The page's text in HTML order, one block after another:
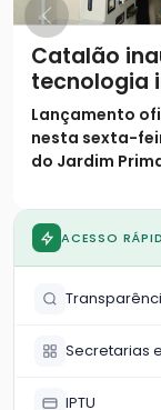
Catalão
tecnologia
assume
destaque
digital no
Lançamento
nesta sexta-
do Jardim
o primeiro do
projeto de
ACESSO
Secretarias
IPTU